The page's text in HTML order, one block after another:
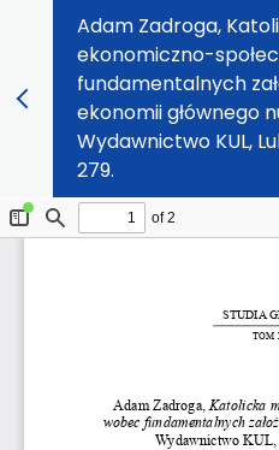
Adam Zadroga,
ekonomiczno-
fundamentalnych
ekonomii głównego
Wydawnictwo KUL,
279.